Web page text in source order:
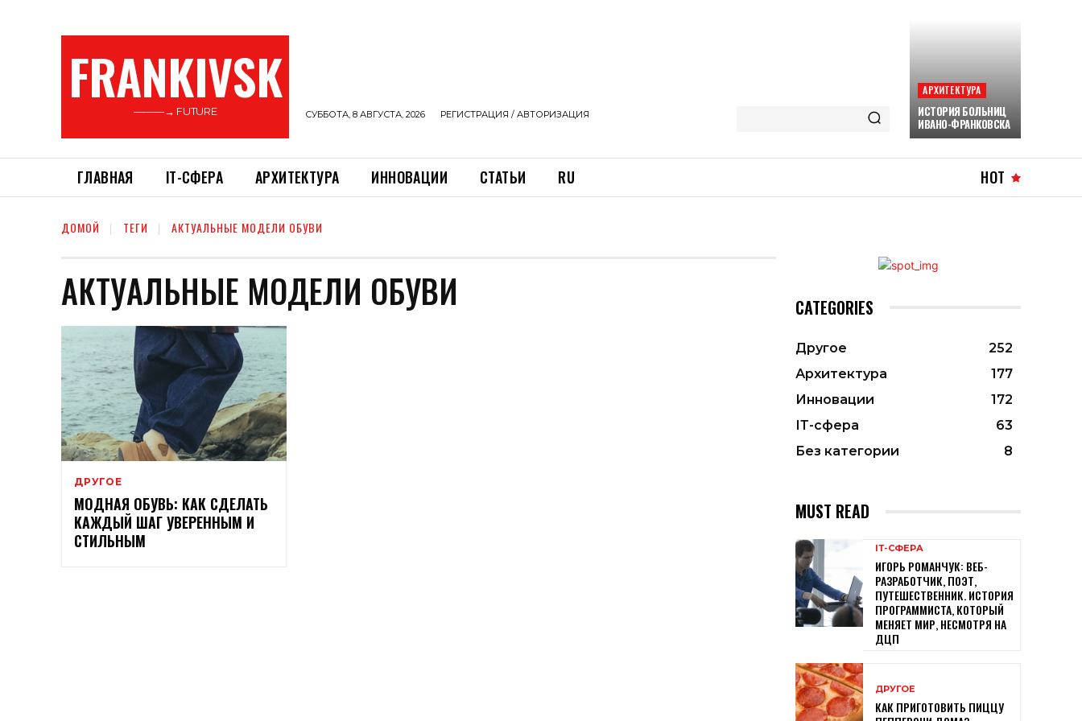
FRANKIVSK
———→ FUTURE СУББОТА, 8 АВГУСТА, 2026 РЕГИСТРАЦИЯ / АВТОРИЗАЦИЯ
АРХИТЕКТУРА
ИСТОРИЯ БОЛЬНИЦ
ИВАНО-ФРАНКОВСКА
ГЛАВНАЯ ІТ-СФЕРА АРХИТЕКТУРА ИННОВАЦИИ СТАТЬИ RU HOT
ДОМОЙ ТЕГИ АКТУАЛЬНЫЕ МОДЕЛИ ОБУВИ
АКТУАЛЬНЫЕ МОДЕЛИ ОБУВИ
ДРУГОЕ
МОДНАЯ ОБУВЬ: КАК СДЕЛАТЬ
КАЖДЫЙ ШАГ УВЕРЕННЫМ И
СТИЛЬНЫМ
CATEGORIES
Другое
252
Архитектура
177
Инновации
172
ІТ-сфера
63
Без категории
8
MUST READ
ІТ-СФЕРА
ИГОРЬ РОМАНЧУК: ВЕБ-
РАЗРАБОТЧИК, ПОЭТ,
ПУТЕШЕСТВЕННИК. ИСТОРИЯ
ПРОГРАММИСТА, КОТОРЫЙ
МЕНЯЕТ МИР, НЕСМОТРЯ НА
ДЦП
ДРУГОЕ
КАК ПРИГОТОВИТЬ ПИЦЦУ